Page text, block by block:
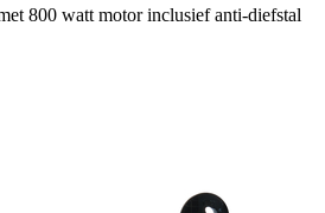
800 watt motor inclusief anti-diefstal